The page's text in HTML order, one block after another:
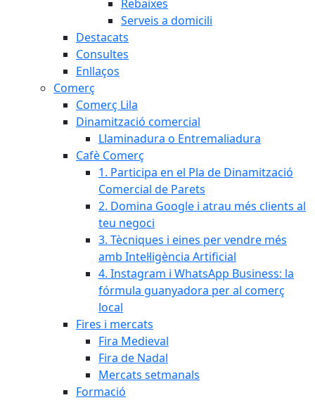
Rebaixes
Serveis a domicili
Destacats
Consultes
Enllaços
Comerç
Comerç Lila
Dinamització comercial
Llaminadura o Entremaliadura
Cafè Comerç
1. Participa en el Pla de Dinamització
Comercial de Parets
2. Domina Google i atrau més clients al
teu negoci
3. Tècniques i eines per vendre més
amb Intel·ligència Artificial
4. Instagram i WhatsApp Business: la
fórmula guanyadora per al comerç
local
Fires i mercats
Fira Medieval
Fira de Nadal
Mercats setmanals
Formació